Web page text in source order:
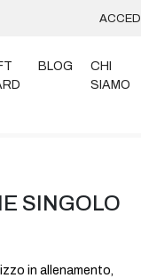
ACCEDI
BLOG
CHI
SIAMO
SINGOLO
in allenamento,